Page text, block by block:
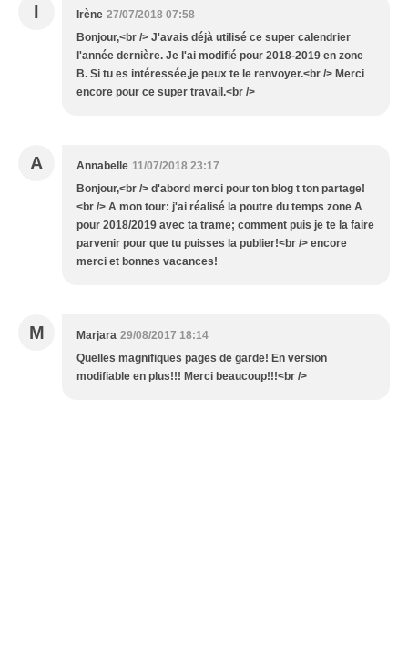
I Irène 27/07/2018 07:58
Bonjour,<br /> J'avais déjà utilisé ce super calendrier
l'année dernière. Je l'ai modifié pour 2018-2019 en zone
B. Si tu es intéressée,je peux te le renvoyer.<br /> Merci
encore pour ce super travail.<br />
A Annabelle 11/07/2018 23:17
Bonjour,<br /> d'abord merci pour ton blog t ton partage!
<br /> A mon tour: j'ai réalisé la poutre du temps zone A
pour 2018/2019 avec ta trame; comment puis je te la faire
parvenir pour que tu puisses la publier!<br /> encore
merci et bonnes vacances!
M Marjara 29/08/2017 18:14
Quelles magnifiques pages de garde! En version
modifiable en plus!!! Merci beaucoup!!!<br />